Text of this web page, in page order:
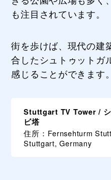
も注目されています。
街を歩けば、現代の建
合したシュトゥットガ
感じることができます。
Stuttgart TV Tower /
ビ塔
住所：Fernsehturm
Stuttgart, Germany